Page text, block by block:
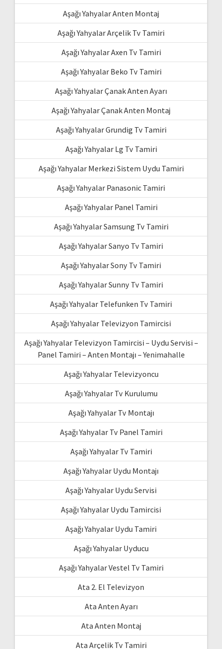
Aşağı Yahyalar Anten Montaj
Aşağı Yahyalar Arçelik Tv Tamiri
Aşağı Yahyalar Axen Tv Tamiri
Aşağı Yahyalar Beko Tv Tamiri
Aşağı Yahyalar Çanak Anten Ayarı
Aşağı Yahyalar Çanak Anten Montaj
Aşağı Yahyalar Grundig Tv Tamiri
Aşağı Yahyalar Lg Tv Tamiri
Aşağı Yahyalar Merkezi Sistem Uydu Tamiri
Aşağı Yahyalar Panasonic Tamiri
Aşağı Yahyalar Panel Tamiri
Aşağı Yahyalar Samsung Tv Tamiri
Aşağı Yahyalar Sanyo Tv Tamiri
Aşağı Yahyalar Sony Tv Tamiri
Aşağı Yahyalar Sunny Tv Tamiri
Aşağı Yahyalar Telefunken Tv Tamiri
Aşağı Yahyalar Televizyon Tamircisi
Aşağı Yahyalar Televizyon Tamircisi – Uydu Servisi –
Panel Tamiri – Anten Montajı – Yenimahalle
Aşağı Yahyalar Televizyoncu
Aşağı Yahyalar Tv Kurulumu
Aşağı Yahyalar Tv Montajı
Aşağı Yahyalar Tv Panel Tamiri
Aşağı Yahyalar Tv Tamiri
Aşağı Yahyalar Uydu Montajı
Aşağı Yahyalar Uydu Servisi
Aşağı Yahyalar Uydu Tamircisi
Aşağı Yahyalar Uydu Tamiri
Aşağı Yahyalar Uyducu
Aşağı Yahyalar Vestel Tv Tamiri
Ata 2. El Televizyon
Ata Anten Ayarı
Ata Anten Montaj
Ata Arçelik Tv Tamiri